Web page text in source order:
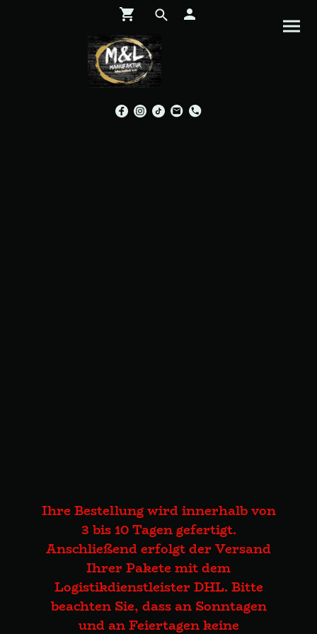
Ihre Bestellung wird innerhalb von
3 bis 10 Tagen gefertigt.
Anschließend erfolgt der Versand
Ihrer Pakete mit dem
Logistikdienstleister DHL. Bitte
beachten Sie, dass an Sonntagen
und an Feiertagen keine